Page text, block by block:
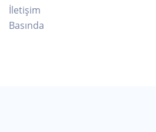
İletişim
Basında